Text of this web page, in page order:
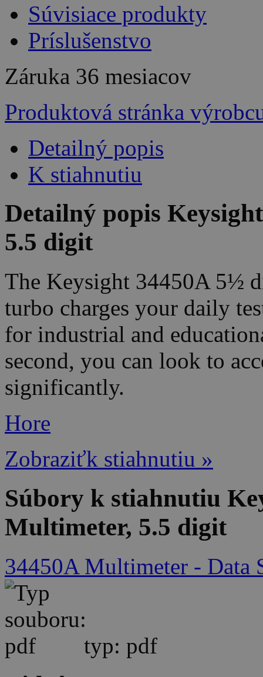
Súvisiace produkty
Príslušenstvo
Záruka 36 mesiacov
Produktová stránka
Detailný popis
K stiahnutiu
Detailný popis
5.5 digit
The Keysight 34450A 5½
turbo charges your daily
for industrial and
second, you can look to
significantly.
Hore
Zobraziťk stiahnutiu »
Súbory k stiahnutiu
Multimeter, 5.5 digit
34450A Multimeter - Data
typ: pdf